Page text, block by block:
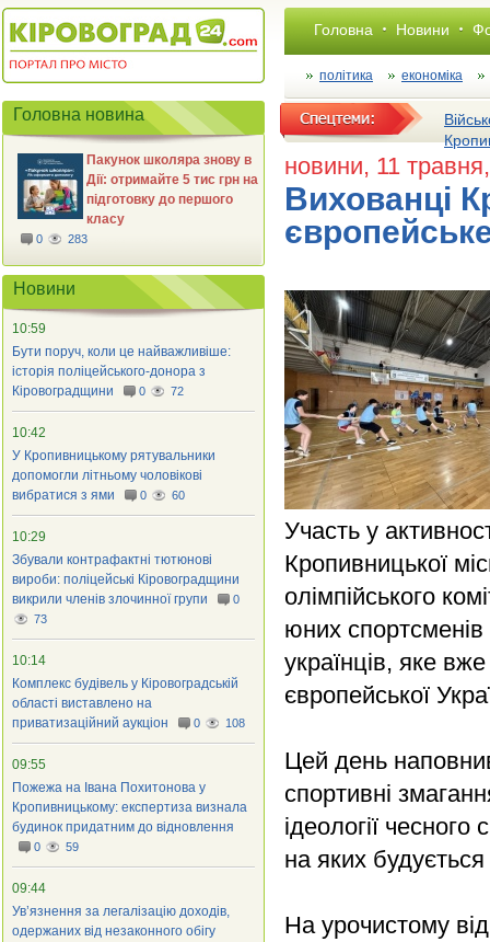
Головна Новини
політика економіка
новини, 11
Вихованці
Участь у
Кропивницької
олімпійського
юних
українців, яке
європейської
Цей день
спортивні
ідеології
на яких
На урочистому
Головна новина
Пакунок школяра знову в
Дії: отримайте 5 тис грн на
підготовку до першого
класу
0 283
Новини
10:59
Бути поруч, коли це найважливіше:
історія поліцейського-донора з
Кіровоградщини
0 72
10:42
У Кропивницькому рятувальники
допомогли літньому чоловікові
вибратися з ями
0 60
10:29
Збували контрафактні тютюнові
вироби: поліцейські Кіровоградщини
викрили членів злочинної групи
0
73
10:14
Комплекс будівель у Кіровоградській
області виставлено на
приватизаційний аукціон
0 108
09:55
Пожежа на Івана Похитонова у
Кропивницькому: експертиза визнала
будинок придатним до відновлення
0 59
09:44
Ув’язнення за легалізацію доходів,
одержаних від незаконного обігу